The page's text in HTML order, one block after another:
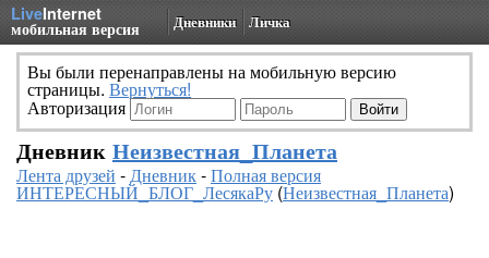
LiveInternet
мобильная версия Дневники Личка
Вы были перенаправлены на мобильную версию
страницы. Вернуться!
Авторизация
Дневник Неизвестная_Планета
Лента друзей -Дневник-Полная версия
ИНТЕРЕСНЫЙ_БЛОГ_ЛесякаРу(Неизвестная_Планета)